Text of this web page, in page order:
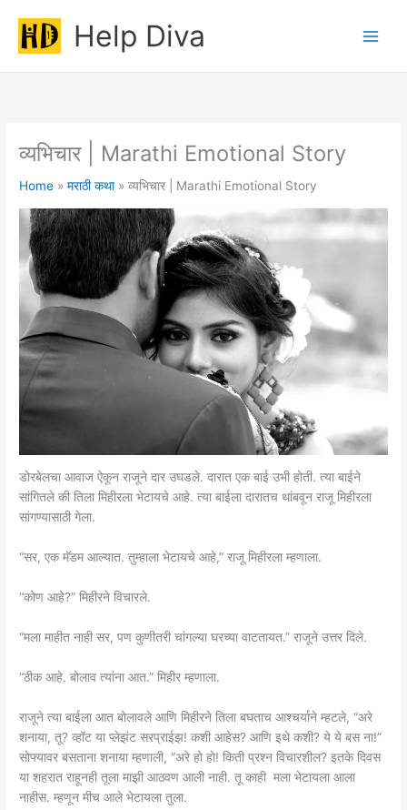
content
Help Diva
व्यभिचार | Marathi Emotional Story
Home मराठी कथा व्यभिचार | Marathi Emotional Story
डोरबेलचा आवाज ऐकून राजूने दार उघडले. दारात एक बाई उभी होती. त्या बाईने
सांगितले की तिला मिहीरला भेटायचे आहे. त्या बाईला दारातच थांबवून राजू मिहीरला
सांगण्यासाठी गेला.
“सर, एक मॅडम आल्यात. तुम्हाला भेटायचे आहे,” राजू मिहीरला म्हणाला.
“कोण आहे?” मिहीरने विचारले.
“मला माहीत नाही सर, पण कुणीतरी चांगल्या घरच्या वाटतायत.” राजूने उत्तर दिले.
“ठीक आहे. बोलाव त्यांना आत.” मिहीर म्हणाला.
राजूने त्या बाईला आत बोलावले आणि मिहीरने तिला बघताच आश्चर्याने म्हटले, “अरे
शनाया, तू? व्हॉट या प्लेझंट सरप्राईझ! कशी आहेस? आणि इथे कशी? ये ये बस ना!”
सोफ्यावर बसताना शनाया म्हणाली, “अरे हो हो! किती प्रश्न विचारशील? इतके दिवस
या शहरात राहूनही तूला माझी आठवण आली नाही. तू काही मला भेटायला आला
नाहीस. म्हणून मीच आले भेटायला तुला.